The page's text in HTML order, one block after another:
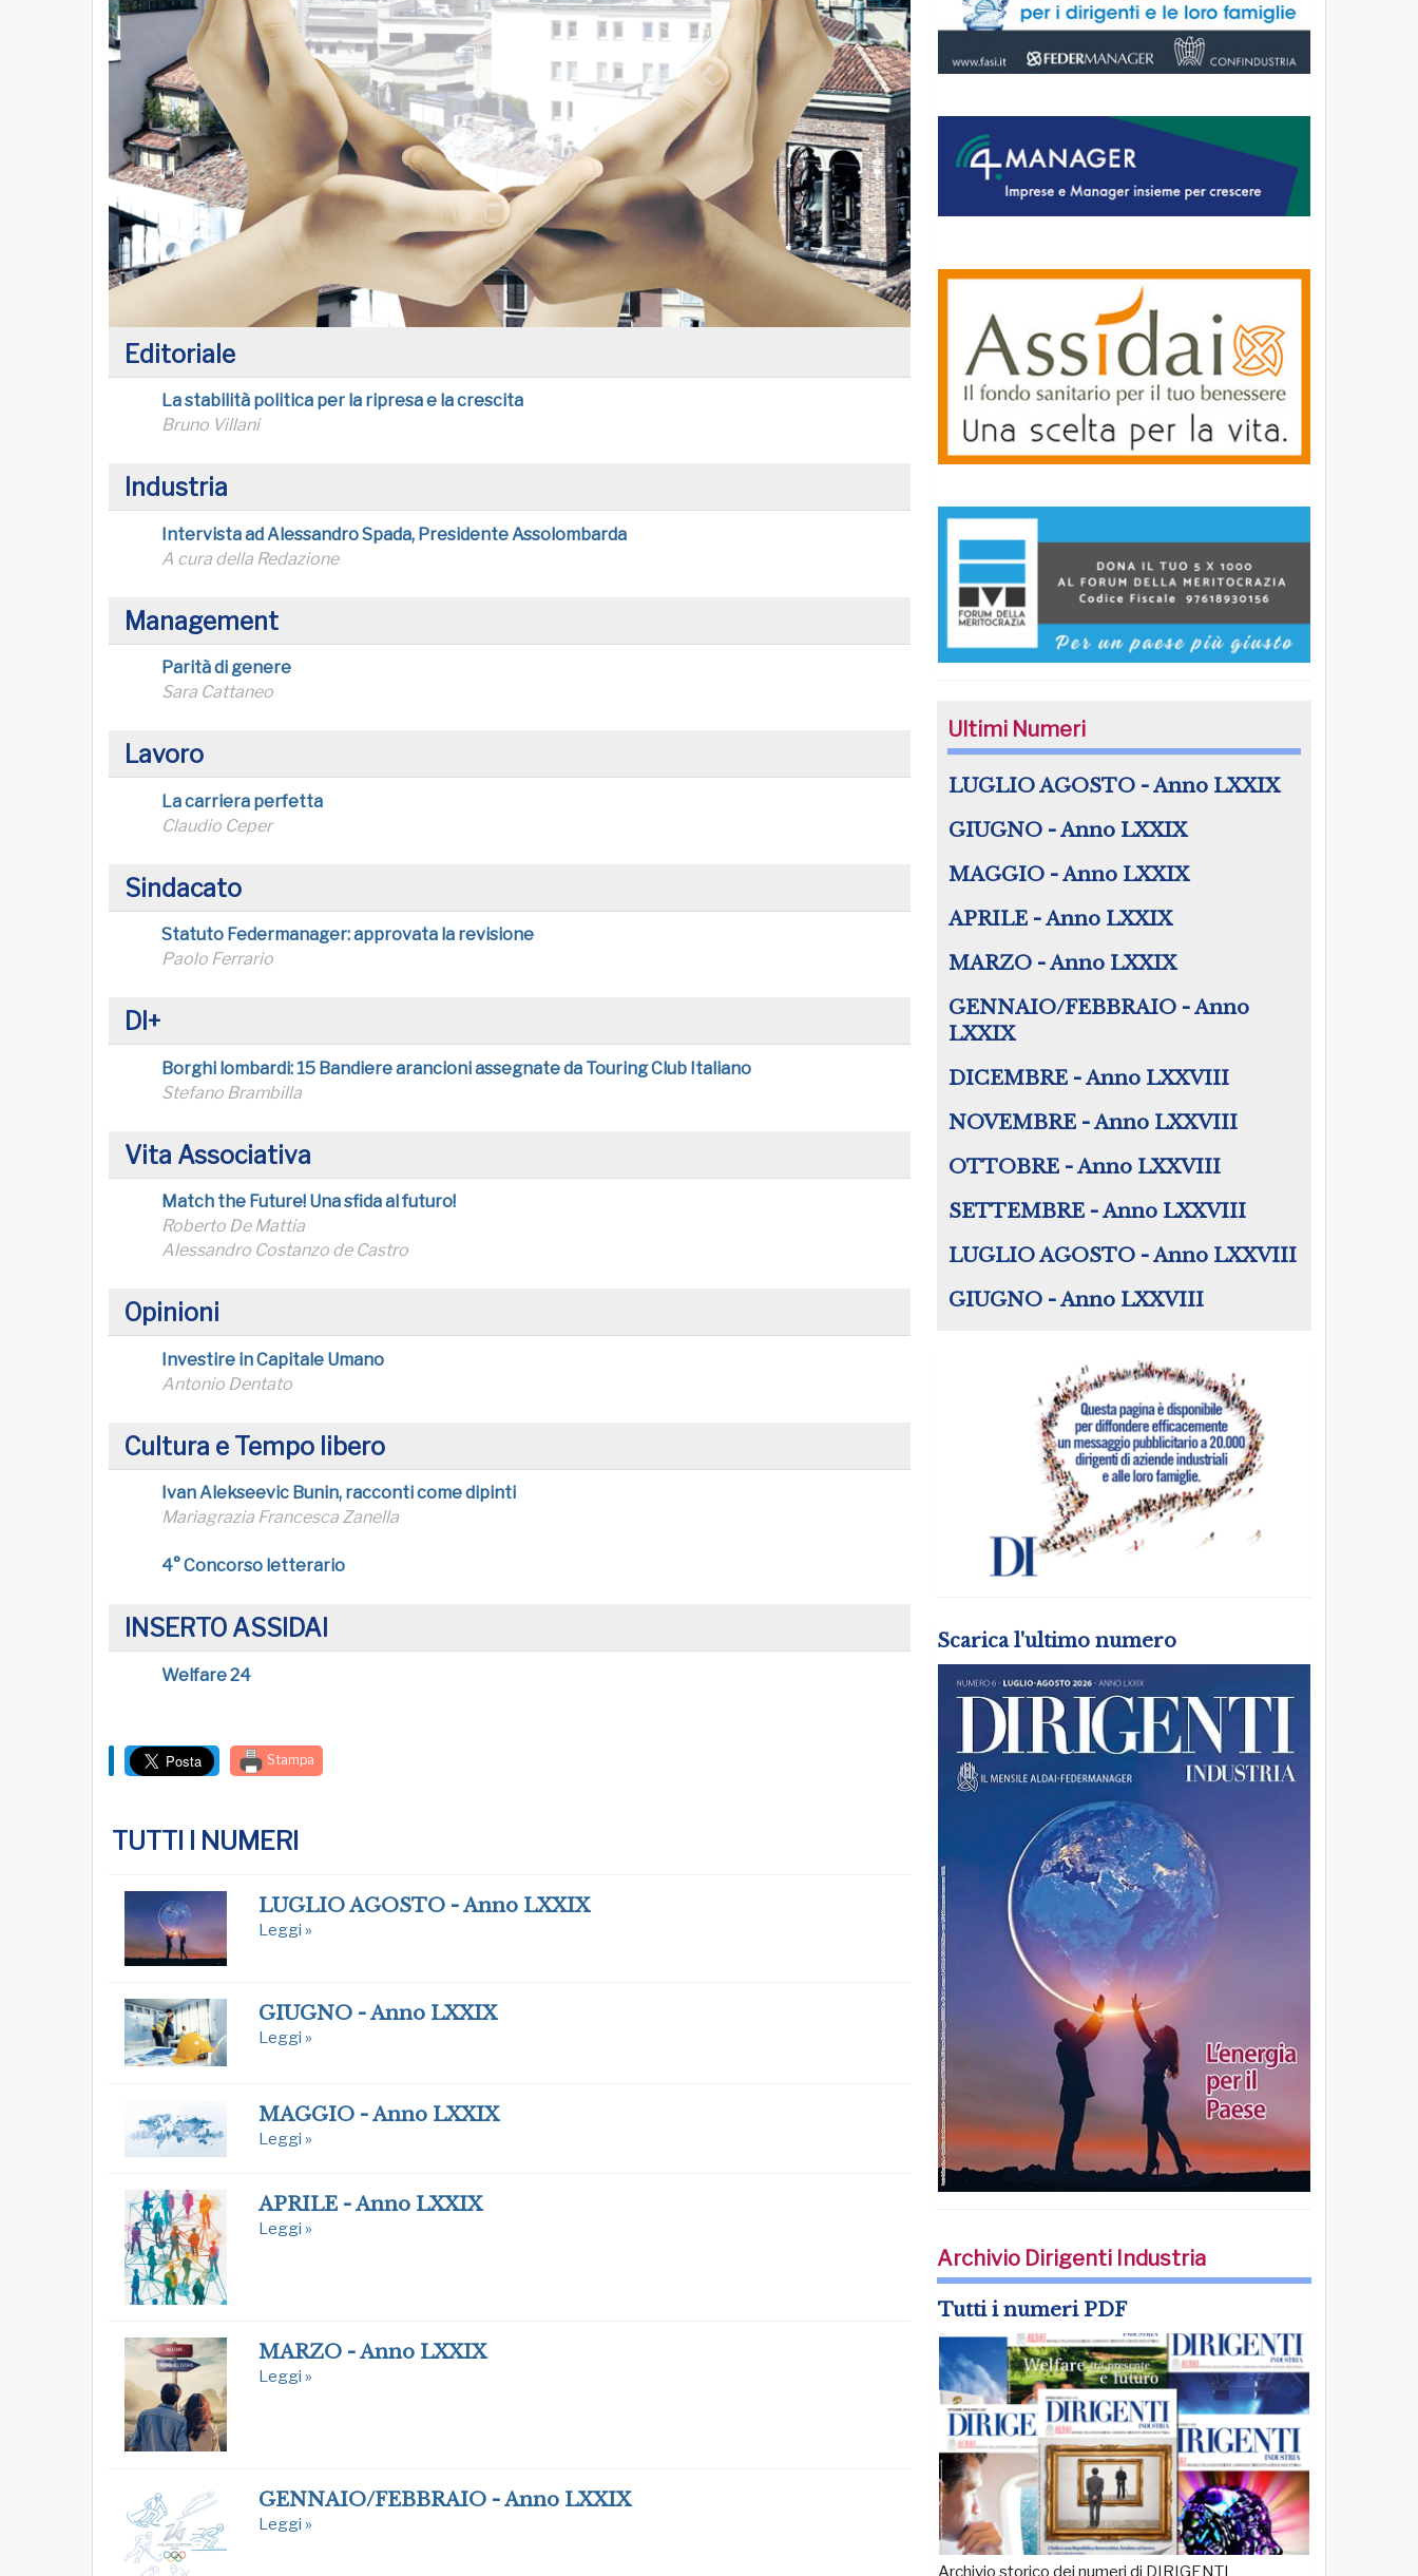
Editoriale
La stabilità politica per la ripresa e la crescita
Bruno Villani
Industria
Intervista ad Alessandro Spada, Presidente Assolombarda
A cura della Redazione
Management
Parità di genere
Sara Cattaneo
Lavoro
La carriera perfetta
Claudio Ceper
Sindacato
Statuto Federmanager: approvata la revisione
Paolo Ferrario
DI+
Borghi lombardi: 15 Bandiere arancioni assegnate da Touring Club Italiano
Stefano Brambilla
Vita Associativa
Match the Future! Una sfida al futuro!
Roberto De Mattia
Alessandro Costanzo de Castro
Opinioni
Investire in Capitale Umano
Antonio Dentato
Cultura e Tempo libero
Ivan Alekseevic Bunin, racconti come dipinti
Mariagrazia Francesca Zanella
4° Concorso letterario
INSERTO ASSIDAI
Welfare 24
Stampa
TUTTI I NUMERI
LUGLIO AGOSTO - Anno LXXIX
Leggi »
GIUGNO - Anno LXXIX
Leggi »
MAGGIO - Anno LXXIX
Leggi »
APRILE - Anno LXXIX
Leggi »
MARZO - Anno LXXIX
Leggi »
GENNAIO/FEBBRAIO - Anno LXXIX
Leggi »
Ultimi Numeri
LUGLIO AGOSTO - Anno LXXIX
GIUGNO - Anno LXXIX
MAGGIO - Anno LXXIX
APRILE - Anno LXXIX
MARZO - Anno LXXIX
GENNAIO/FEBBRAIO - Anno
LXXIX
DICEMBRE - Anno LXXVIII
NOVEMBRE - Anno LXXVIII
OTTOBRE - Anno LXXVIII
SETTEMBRE - Anno LXXVIII
LUGLIO AGOSTO - Anno LXXVIII
GIUGNO - Anno LXXVIII
Scarica l'ultimo numero
Archivio Dirigenti Industria
Tutti i numeri PDF
Archivio storico dei numeri di DIRIGENTI